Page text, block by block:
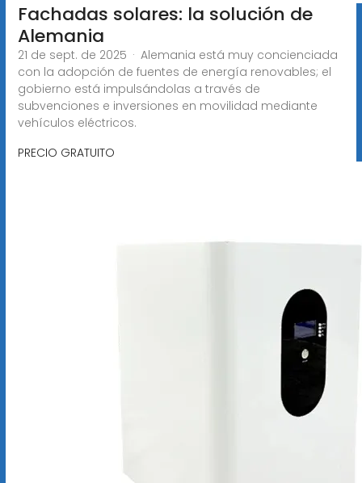
Fachadas solares: la solución de
Alemania
21 de sept. de 2025 · Alemania está muy concienciada
con la adopción de fuentes de energía renovables; el
gobierno está impulsándolas a través de
subvenciones e inversiones en movilidad mediante
vehículos eléctricos.
PRECIO GRATUITO